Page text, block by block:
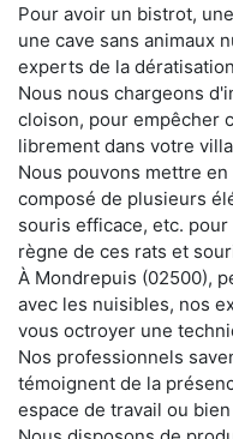
Pour avoir un bistrot,
une cave sans animaux
experts de la
Nous nous chargeons
cloison, pour empêcher
librement dans votre
Nous pouvons mettre
composé de plusieurs
souris efficace, etc.
règne de ces rats et
À Mondrepuis (02500),
avec les nuisibles, nos
vous octroyer une
Nos professionnels
témoignent de la
espace de travail ou